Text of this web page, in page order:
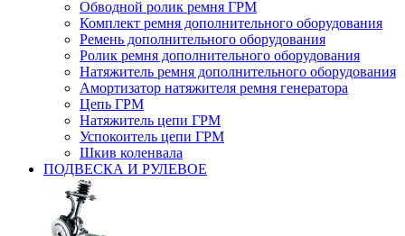
Обводной ролик ремня ГРМ
Комплект ремня дополнительного оборудования
Ремень дополнительного оборудования
Ролик ремня дополнительного оборудования
Натяжитель ремня дополнительного оборудования
Амортизатор натяжителя ремня генератора
Цепь ГРМ
Натяжитель цепи ГРМ
Успокоитель цепи ГРМ
Шкив коленвала
ПОДВЕСКА И РУЛЕВОЕ